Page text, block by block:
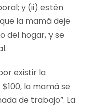
y (ii) estén
la mamá deje
del hogar, y se
existir la
la mamá se
de trabajo”. La